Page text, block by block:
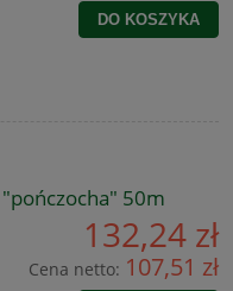
DO KOSZYKA
50m
132,24 zł
Cena netto: 107,51 zł